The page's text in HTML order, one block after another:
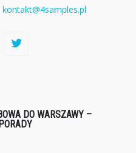
kontakt@4samples.pl
DO WARSZAWY –